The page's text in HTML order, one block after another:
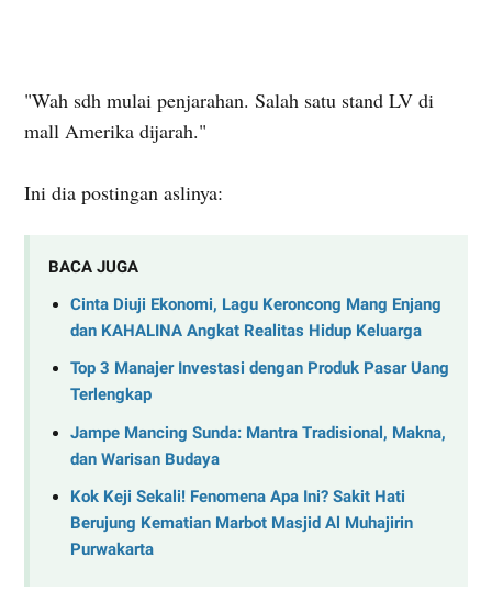
"Wah sdh mulai penjarahan. Salah satu stand LV di
mall Amerika dijarah."
Ini dia postingan aslinya:
BACA JUGA
Cinta Diuji Ekonomi, Lagu Keroncong Mang Enjang
dan KAHALINA Angkat Realitas Hidup Keluarga
Top 3 Manajer Investasi dengan Produk Pasar Uang
Terlengkap
Jampe Mancing Sunda: Mantra Tradisional, Makna,
dan Warisan Budaya
Kok Keji Sekali! Fenomena Apa Ini? Sakit Hati
Berujung Kematian Marbot Masjid Al Muhajirin
Purwakarta